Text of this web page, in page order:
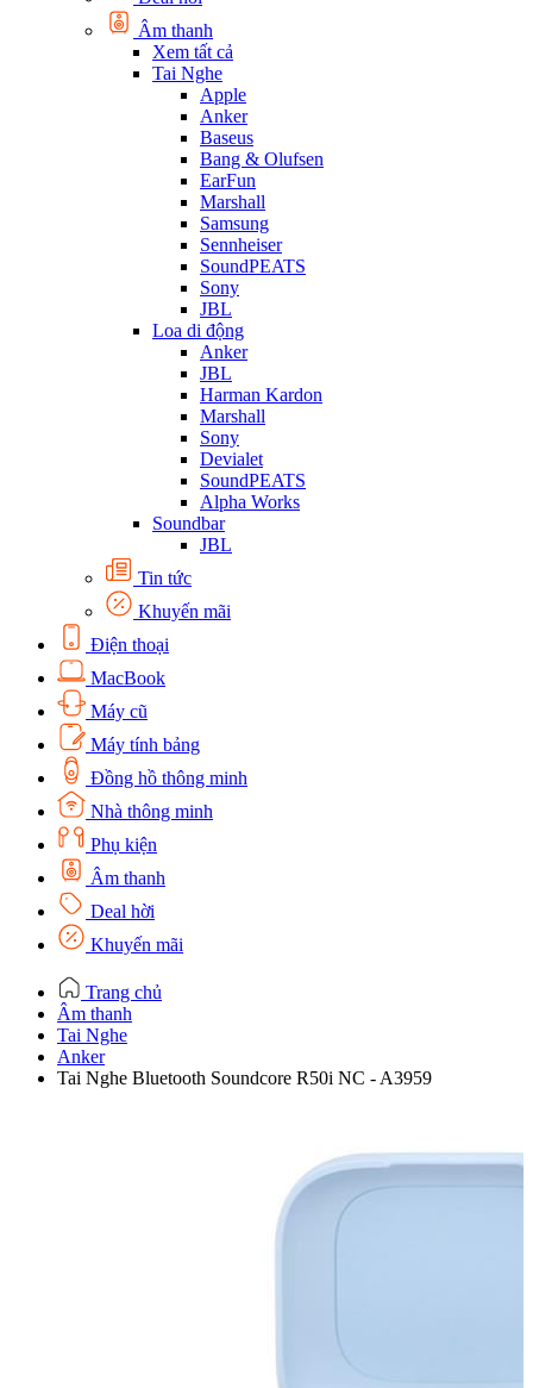
Âm thanh
Xem tất cả
Tai Nghe
Apple
Anker
Baseus
Bang & Olufsen
EarFun
Marshall
Samsung
Sennheiser
SoundPEATS
Sony
JBL
Loa di động
Anker
JBL
Harman Kardon
Marshall
Sony
Devialet
SoundPEATS
Alpha Works
Soundbar
JBL
Tin tức
Khuyến mãi
Điện thoại
MacBook
Máy cũ
Máy tính bảng
Đồng hồ thông minh
Nhà thông minh
Phụ kiện
Âm thanh
Deal hời
Khuyến mãi
Trang chủ
Âm thanh
Tai Nghe
Anker
Tai Nghe Bluetooth Soundcore R50i NC - A3959